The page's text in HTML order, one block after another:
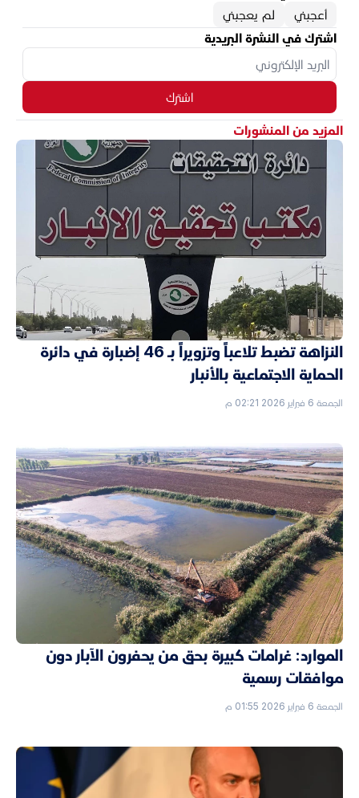
أعجبني
لم يعجبني
اشترك في النشرة البريدية
اشترك
المزيد من المنشورات
النزاهة تضبط تلاعباً وتزويراً بـ 46 إضبارة في دائرة
الحماية الاجتماعية بالأنبار
الجمعة 6 فبراير 2026 02:21 م
الموارد: غرامات كبيرة بحق من يحفرون الآبار دون
موافقات رسمية
الجمعة 6 فبراير 2026 01:55 م